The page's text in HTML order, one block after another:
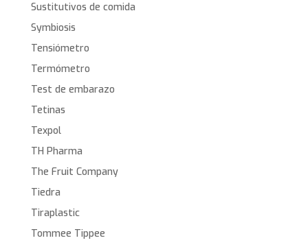
Sustitutivos de comida
Symbiosis
Tensiómetro
Termómetro
Test de embarazo
Tetinas
Texpol
TH Pharma
The Fruit Company
Tiedra
Tiraplastic
Tommee Tippee